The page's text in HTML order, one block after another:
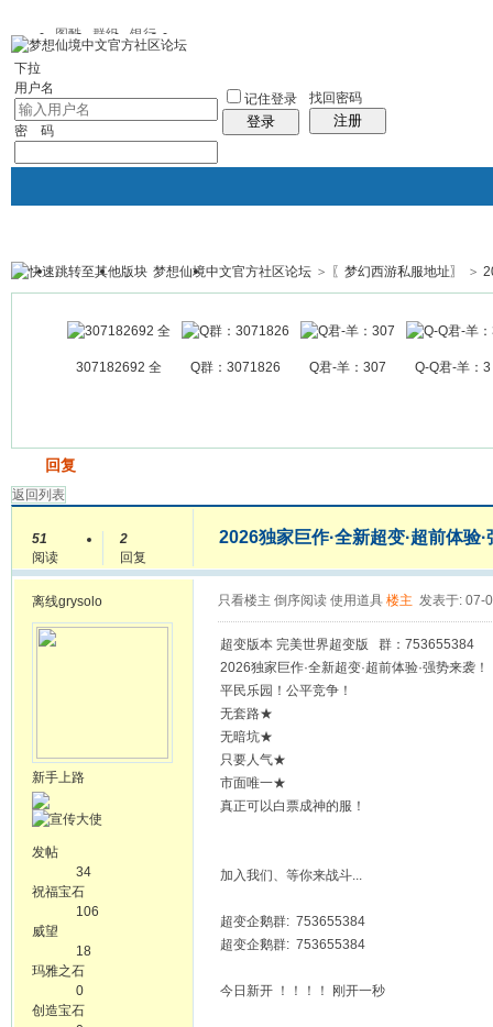
图酷 群组 银行
下拉
用户名
密 码
记住登录
登录
找回密码
注册
银行 群组聚合 我的空间
帖子
梦想仙境中文官方社区论坛 > 〖梦幻西游私服地址〗 >
307182692 全 Q群：3071826 Q君-羊：307 Q-Q君-羊：3
回复
返回列表
51
阅读
2
回复
2026独家巨作·全新超变·超前体验
离线grysolo
新手上路
发帖
34
祝福宝石
106
威望
18
玛雅之石
0
创造宝石
只看楼主 倒序阅读 使用道具 楼主 发表于: 07-
超变版本 完美世界超变版 群：753655384
2026独家巨作·全新超变·超前体验·强势来袭！
平民乐园！公平竞争！
无套路★
无暗坑★
只要人气★
市面唯一★
真正可以白票成神的服！
加入我们、等你来战斗...
超变企鹅群: 753655384
超变企鹅群: 753655384
今日新开 ！！！！ 刚开一秒